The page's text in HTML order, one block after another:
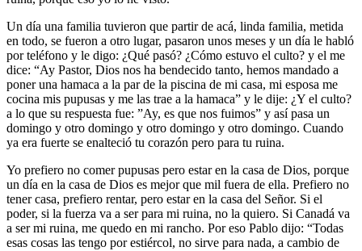
Un día una familia tuvieron que partir de acá, linda familia, metida
en todo, se fueron a otro lugar, pasaron unos meses y un día le habló
por teléfono y le digo: ¿Qué pasó? ¿Cómo estuvo el culto? y el me
dice: “Ay Pastor, Dios nos ha bendecido tanto, hemos mandado a
poner una hamaca a la par de la piscina de mi casa, mi esposa me
cocina mis pupusas y me las trae a la hamaca” y le dije: ¿Y el culto?
a lo que su respuesta fue: ”Ay, es que nos fuimos” y así pasa un
domingo y otro domingo y otro domingo y otro domingo. Cuando
ya era fuerte se enalteció tu corazón pero para tu ruina.
Yo prefiero no comer pupusas pero estar en la casa de Dios, porque
un día en la casa de Dios es mejor que mil fuera de ella. Prefiero no
tener casa, prefiero rentar, pero estar en la casa del Señor. Si el
poder, si la fuerza va a ser para mi ruina, no la quiero. Si Canadá va
a ser mi ruina, me quedo en mi rancho. Por eso Pablo dijo: “Todas
esas cosas las tengo por estiércol, no sirve para nada, a cambio de